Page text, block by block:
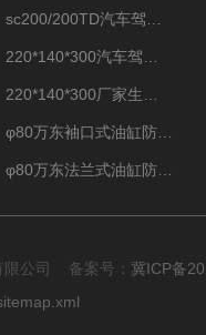
限公司 备案号： 冀ICP备